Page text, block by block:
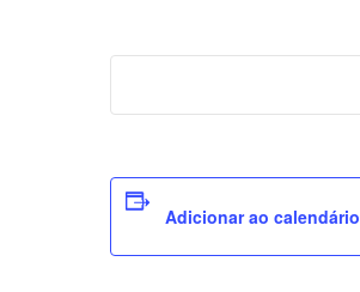
Adicionar ao calendário